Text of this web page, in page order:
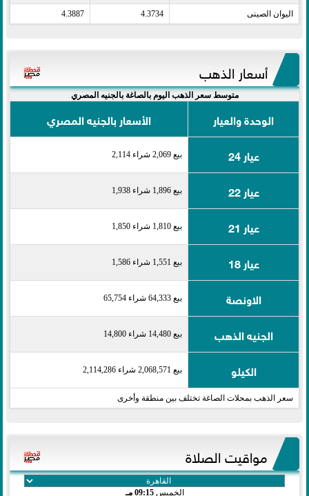
اليوان الصينى​ 4.3734
4.3887
أسعار الذهب
متوسط سعر الذهب اليوم بالصاغة بالجنيه المصري
الوحدة والعيار
الأسعار بالجنيه المصري
عيار 24
بيع 2,069 شراء 2,114
عيار 22 بيع 1,896 شراء 1,938
عيار 21 بيع 1,810 شراء 1,850
عيار 18 بيع 1,551 شراء 1,586
الاونصة بيع 64,333 شراء 65,754
الجنيه الذهب بيع 14,480 شراء 14,800
الكيلو بيع 2,068,571 شراء 2,114,286
سعر الذهب بمحلات الصاغة تختلف بين منطقة وأخرى
مواقيت الصلاة
الخميس09:15 مـ